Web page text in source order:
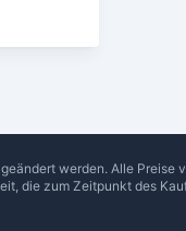
werden. Alle
die zum Zeitpunkt des